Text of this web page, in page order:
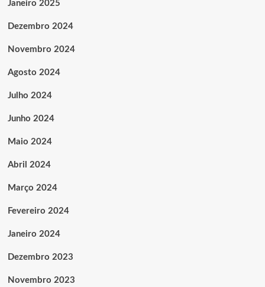
Janeiro 2025
Dezembro 2024
Novembro 2024
Agosto 2024
Julho 2024
Junho 2024
Maio 2024
Abril 2024
Março 2024
Fevereiro 2024
Janeiro 2024
Dezembro 2023
Novembro 2023